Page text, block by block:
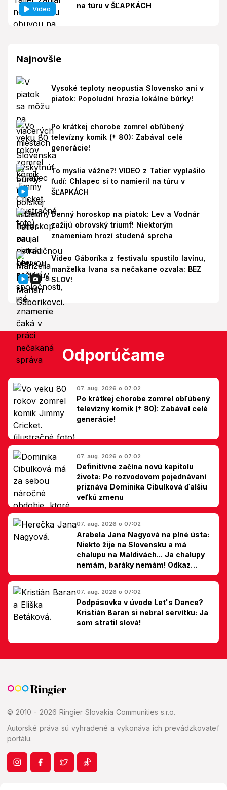
Video
na túru v ŠĽAPKÁCH
Najnovšie
Vysoké teploty neopustia Slovensko ani v
piatok: Popoludní hrozia lokálne búrky!
Po krátkej chorobe zomrel obľúbený
televízny komik († 80): Zabával celé
generácie!
To myslia vážne?! VIDEO z Tatier vyplašilo
ľudí: Chlapec si to namieril na túru v
ŠĽAPKÁCH
Denný horoskop na piatok: Lev a Vodnár
zažijú obrovský triumf! Niektorým
znameniam hrozí studená sprcha
Video Gáboríka z festivalu spustilo lavínu,
manželka Ivana sa nečakane ozvala: BEZ
SLOV!
Odporúčame
07. aug. 2026 o 07:02
Po krátkej chorobe zomrel obľúbený
televízny komik († 80): Zabával celé
generácie!
07. aug. 2026 o 07:02
Definitívne začína novú kapitolu
života: Po rozvodovom pojednávaní
priznáva Dominika Cibulková ďalšiu
veľkú zmenu
07. aug. 2026 o 07:02
Arabela Jana Nagyová na plné ústa:
Niekto žije na Slovensku a má
chalupu na Maldivách... Ja chalupy
nemám, baráky nemám! Odkaz
Slovákom
07. aug. 2026 o 07:02
Podpásovka v úvode Let's Dance?
Kristián Baran si nebral servítku: Ja
som stratil slová!
© 2010 - 2026 Ringier Slovakia Communities s.r.o.
Autorské práva sú vyhradené a vykonáva ich prevádzkovateľ
portálu.